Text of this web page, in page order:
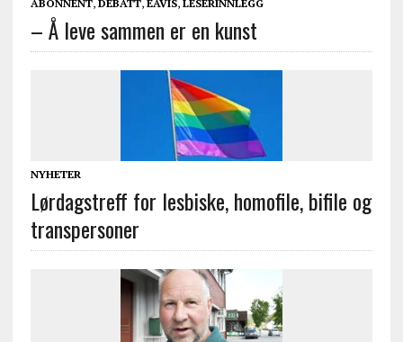
ABONNENT, DEBATT, EAVIS, LESERINNLEGG
– Å leve sammen er en kunst
NYHETER
Lørdagstreff for lesbiske, homofile, bifile og
transpersoner